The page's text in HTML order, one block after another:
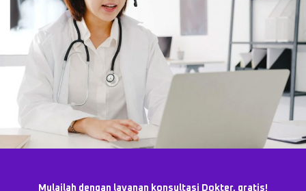
Mulailah dengan layanan konsultasi Dokter, gratis!